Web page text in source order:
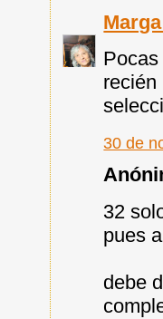
recién
30 de
32
pues
debe